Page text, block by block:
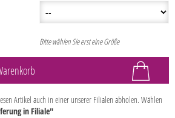
Bitte wählen Sie erst eine Größe
Artikel auch in einer unserer Filialen abholen. Wählen
in Filiale"